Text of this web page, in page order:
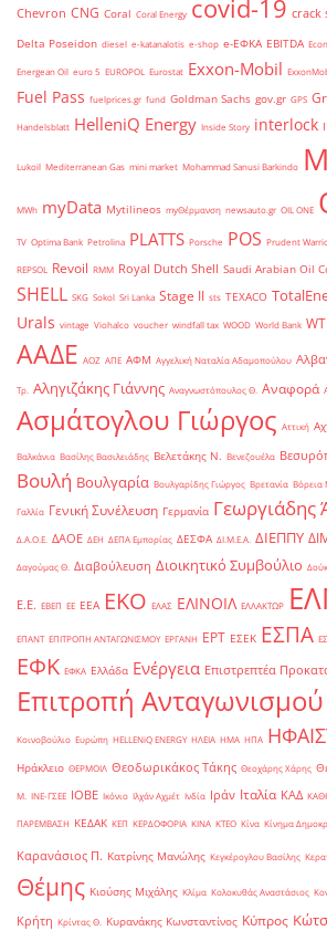
Chevron CNG Coral Coral Energy covid-19 crack
Delta Poseidon diesel e-katanalotis e-shop e-ΕΦΚΑ EBITDA
Energean Oil euro 5 EUROPOL Eurostat Exxon-Mobil
Fuel Pass fuelprices.gr fund Goldman Sachs gov.gr GPS
Handelsblatt HelleniQ Energy Inside Story interlock
Lukoil Mediterranean Gas mini market Mohammad Sanusi Barkindo
MWh myData Mytilineos myΘέρμανση newsauto.gr OIL ONE
TV Optima Bank Petrolina PLATTS Porsche POS Prudent
REPSOL Revoil RMM Royal Dutch Shell Saudi Arabian Oil
SHELL SKG Sokol Sri Lanka Stage II sts TEXACO
Urals vintage Viohalco voucher windfall tax WOOD World Bank
ΑΑΔΕ ΑΟΖ ΑΠΕ ΑΦΜ Αγγελική Ναταλία Αδαμοπούλου
Τρ. Αληγιζάκης Γιάννης Αναγνωστόπουλος Θ. Αναφορά
Ασμάτογλου Γιώργος Αττική
Βαλκάνια Βασίλης Βασιλειάδης Βελετάκης Ν. Βενεζουέλα
Βουλή Βουλγαρία Βουλγαρίδης Γιώργος Βρετανία Βόρεια
Γαλλία Γενική Συνέλευση Γερμανία Γεωργιάδης
Δ.Α.Ο.Ε. ΔΑΟΕ ΔΕΗ ΔΕΠΑ Εμπορίας ΔΕΣΦΑ ΔΙ.Μ.Ε.Α. ΔΙΕΠΠΥ
Δαγούμας Θ. Διαβούλευση Διοικητικό Συμβούλιο
Ε.Ε. ΕΒΕΠ ΕΕ ΕΕΑ ΕΚΟ ΕΛΑΣ ΕΛΙΝΟΙΛ ΕΛΛΑΚΤΩΡ
ΕΠΑΝΤ ΕΠΙΤΡΟΠΗ ΑΝΤΑΓΩΝΙΣΜΟΥ ΕΡΓΑΝΗ ΕΡΤ ΕΣΕΚ ΕΣΠΑ
ΕΦΚ ΕΦΚΑ Ελλάδα Ενέργεια Επιστρεπτέα
Επιτροπή Ανταγωνισμού
Κοινοβούλιο Ευρώπη ΗELLENiQ ENERGY ΗΛΕΙΑ ΗΜΑ ΗΠΑ
Ηράκλειο ΘΕΡΜΟΙΛ Θεοδωρικάκος Τάκης Θεοχάρης Χάρης
Μ. ΙΝΕ-ΓΣΕΕ ΙΟΒΕ Ικόνιο Ιλχάν Αχμέτ Ινδία Ιράν Ιταλία ΚΑΔ
ΠΑΡΕΜΒΑΣΗ ΚΕΔΑΚ ΚΕΠ ΚΕΡΔΟΦΟΡΙΑ ΚΙΝΑ ΚΤΕΟ Κίνα Κίνημα
Καρανάσιος Π. Κατρίνης Μανώλης Κεγκέρογλου Βασίλης
Θέμης Κιούσης Μιχάλης Κλίμα Κολοκυθάς Αναστάσιος
Κρήτη Κρίντας Θ. Κυρανάκης Κωνσταντίνος Κύπρος